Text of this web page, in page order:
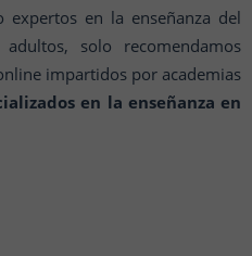
en la enseñanza del
solo recomendamos
impartidos por academias
en la enseñanza en